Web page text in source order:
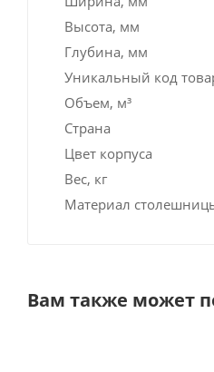
Высота, мм
Глубина, мм
Уникальный код
Объем, м³
Страна
Цвет корпуса
Вес, кг
Материал
Вам также может